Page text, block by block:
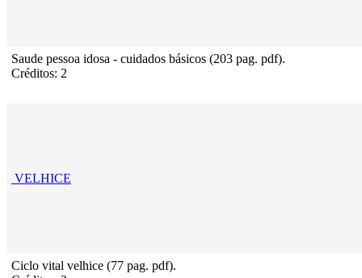
Saude pessoa idosa - cuidados básicos (203 pag. pdf).
Créditos: 2
VELHICE
Ciclo vital velhice (77 pag. pdf).